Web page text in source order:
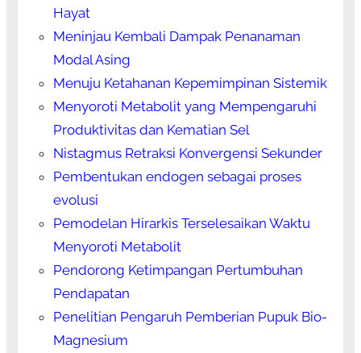
Hayat
Meninjau Kembali Dampak Penanaman
Modal Asing
Menuju Ketahanan Kepemimpinan Sistemik
Menyoroti Metabolit yang Mempengaruhi
Produktivitas dan Kematian Sel
Nistagmus Retraksi Konvergensi Sekunder
Pembentukan endogen sebagai proses
evolusi
Pemodelan Hirarkis Terselesaikan Waktu
Menyoroti Metabolit
Pendorong Ketimpangan Pertumbuhan
Pendapatan
Penelitian Pengaruh Pemberian Pupuk Bio-
Magnesium